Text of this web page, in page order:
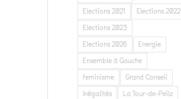
Elections 2021
Elections 2022
Elections 2023
Elections 2026
Energie
Ensemble à Gauche
feminisme
Grand Conseil
Inégalités
La Tour-de-Peilz